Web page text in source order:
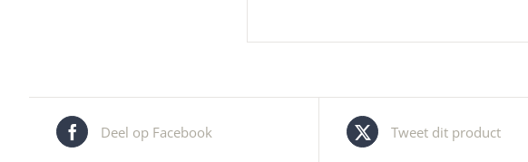
Deel op Facebook Tweet dit product